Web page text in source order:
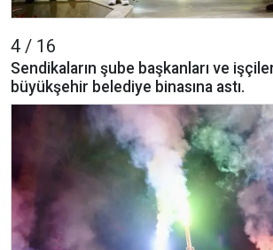
4 / 16
Sendikaların şube başkanları ve
büyükşehir belediye binasına astı.